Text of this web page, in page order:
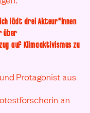
lädt drei Akteur*innen
über
auf Klimaaktivismus zu
Protagonist aus
an